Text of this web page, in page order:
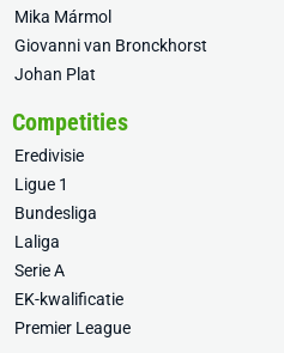
Mika Mármol
Giovanni van Bronckhorst
Johan Plat
Competities
Eredivisie
Ligue 1
Bundesliga
Laliga
Serie A
EK-kwalificatie
Premier League